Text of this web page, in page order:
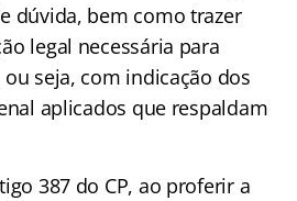
dúvida, bem como trazer
legal necessária para
seja, com indicação dos
aplicados que respaldam
387 do CP, ao proferir a